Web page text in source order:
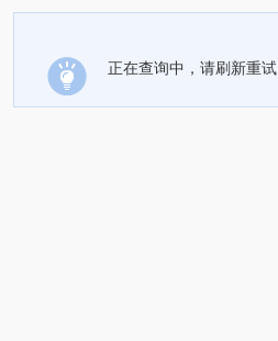
正在查询中，请刷新重试